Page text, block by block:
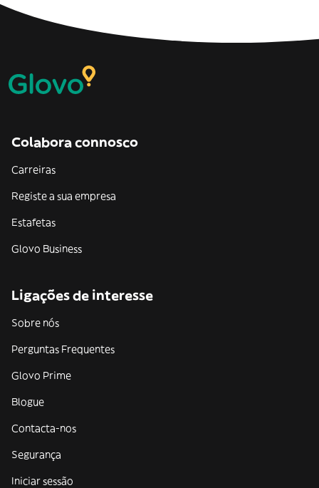
Colabora connosco
Carreiras
Registe a sua empresa
Estafetas
Glovo Business
Ligações de interesse
Sobre nós
Perguntas Frequentes
Glovo Prime
Blogue
Contacta-nos
Segurança
Iniciar sessão